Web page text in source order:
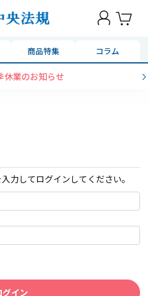
商品特集 コラム
休業のお知らせ
力してログインしてください。